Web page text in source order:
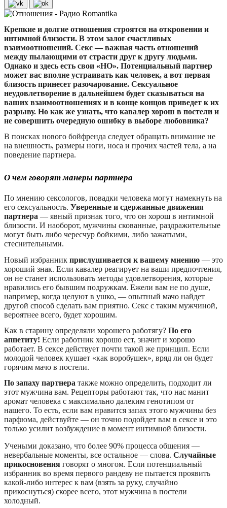
Крепкие и долгие отношения строятся на откровении и
интимной близости. В этом залог счастливых
взаимоотношений. Секс — важная часть отношений
между пылающими от страсти друг к другу людьми.
Однако и здесь есть свои «НО». Потенциальный партнер
может вас вполне устраивать как человек, а вот первая
близость принесет разочарование. Сексуальное
неудовлетворение в дальнейшем будет сказываться на
ваших взаимоотношениях и в конце концов приведет к их
разрыву. Но как же узнать, что кавалер хорош в постели и
не совершить очередную ошибку в выборе любовника?
В поисках нового бойфренда следует обращать внимание не
на внешность, размеры ноги, носа и прочих частей тела, а на
поведение партнера.
О чем говорят манеры партнера
По мнению сексологов, повадки человека могут намекнуть на
его сексуальность. Уверенные и сдержанные движения
партнера — явный признак того, что он хорош в интимной
близости. И наоборот, мужчины скованные, раздражительные
могут быть либо чересчур бойкими, либо зажатыми,
стеснительными.
Новый избранник прислушивается к вашему мнению — это
хороший знак. Если кавалер реагирует на ваши предпочтения,
он не станет использовать методы удовлетворения, которые
нравились его бывшим подружкам. Ежели вам не по душе,
например, когда целуют в ушко, — опытный мачо найдет
другой способ сделать вам приятно. Секс с таким мужчиной,
вероятнее всего, будет хорошим.
Как в старину определяли хорошего работягу? По его
аппетиту! Если работник хорошо ест, значит и хорошо
работает. В сексе действует почти такой же принцип. Если
молодой человек кушает «как воробушек», вряд ли он будет
горячим мачо в постели.
По запаху партнера также можно определить, подходит ли
этот мужчина вам. Рецепторы работают так, что нас манит
аромат человека с максимально далеким генотипом от
нашего. То есть, если вам нравится запах этого мужчины без
парфюма, действуйте — он точно подойдет вам в сексе и это
только усилит возбуждение в момент интимной близости.
Учеными доказано, что более 90% процесса общения —
невербальные моменты, все остальное — слова. Случайные
прикосновения говорят о многом. Если потенциальный
избранник во время первого рандеву не пытается проявить
какой-либо интерес к вам (взять за руку, случайно
прикоснуться) скорее всего, этот мужчина в постели
холодный.